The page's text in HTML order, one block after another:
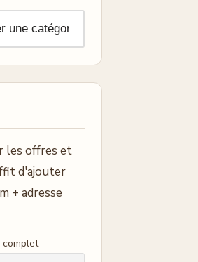
les offres et
d'ajouter
+ adresse
complet